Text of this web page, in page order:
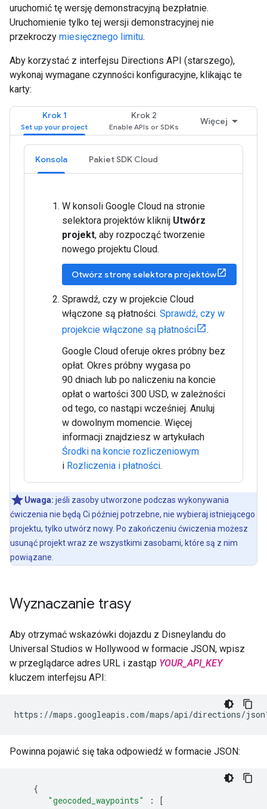
uruchomić tę wersję demonstracyjną bezpłatnie.
Uruchomienie tylko tej wersji demonstracyjnej nie
przekroczy miesięcznego limitu.
Aby korzystać z interfejsu Directions API (starszego),
wykonaj wymagane czynności konfiguracyjne, klikając te
karty:
Krok 1 Krok 2
Więcej
Konsola Pakiet SDK Cloud
W konsoli Google Cloud na stronie
selektora projektów kliknij Utwórz
projekt, aby rozpocząć tworzenie
nowego projektu Cloud.
Otwórz stronę selektora projektów
Sprawdź, czy w projekcie Cloud
włączone są płatności. Sprawdź, czy w
projekcie włączone są płatności
.
Google Cloud oferuje okres próbny bez
opłat. Okres próbny wygasa po
90 dniach lub po naliczeniu na koncie
opłat o wartości 300 USD, w zależności
od tego, co nastąpi wcześniej. Anuluj
w dowolnym momencie. Więcej
informacji znajdziesz w artykułach
Środki na koncie rozliczeniowym
i Rozliczenia i płatności.
Uwaga: jeśli zasoby utworzone podczas wykonywania
ćwiczenia nie będą Ci później potrzebne, nie wybieraj istniejącego
projektu, tylko utwórz nowy. Po zakończeniu ćwiczenia możesz
usunąć projekt wraz ze wszystkimi zasobami, które są z nim
powiązane.
Wyznaczanie trasy
Aby otrzymać wskazówki dojazdu z Disneylandu do
Universal Studios w Hollywood w formacie JSON, wpisz
w przeglądarce adres URL i zastąp YOUR_API_KEY
kluczem interfejsu API:
https://maps.googleapis.com/maps/api/directions/
Powinna pojawić się taka odpowiedź w formacie JSON:
{
"geocoded_waypoints"
:
[